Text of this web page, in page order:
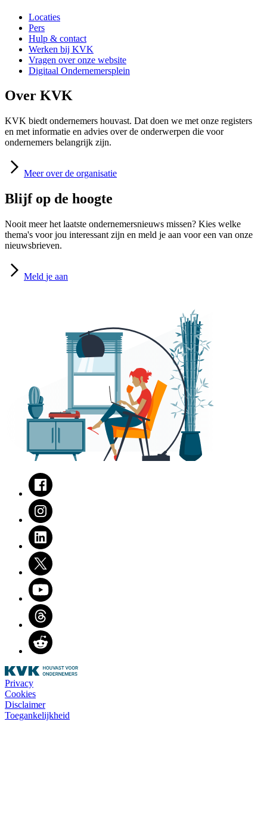
Locaties
Pers
Hulp & contact
Werken bij KVK
Vragen over onze website
Digitaal Ondernemersplein
Over KVK
KVK biedt ondernemers houvast. Dat doen we met onze registers
en met informatie en advies over de onderwerpen die voor
ondernemers belangrijk zijn.
Meer over de organisatie
Blijf op de hoogte
Nooit meer het laatste ondernemersnieuws missen? Kies welke
thema's voor jou interessant zijn en meld je aan voor een van onze
nieuwsbrieven.
Meld je aan
Facebook
Instagram
LinkedIn
Twitter
Youtube
Threads
Reddit
Privacy
Cookies
Disclaimer
Toegankelijkheid